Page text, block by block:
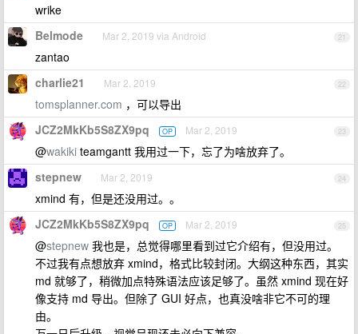
wrike
21
Belmode Mar 2, 2019 via Android
zantao
22
charlie21 Mar 2, 2019
tomsplanner.com ，可以导出
23
JCZ2MkKb5S8ZX9pq OP Mar 2, 2019
@wakiki teamgantt 我用过一下，忘了为啥放弃了。
24
stepnew Mar 2, 2019
xmind 有，但是还没用过。。
25
JCZ2MkKb5S8ZX9pq OP Mar 2, 2019
@stepnew 我也是，总觉得哪里看到过它介绍有，但没用过。
不过我有点想放弃 xmind，格式比较封闭。大纲这种东西，其实
md 就够了，稍微加点特殊语法应该足够了。虽然 xmind 现在好
像支持 md 导出。但除了 GUI 好点，也真没啥非它不可的理
由。